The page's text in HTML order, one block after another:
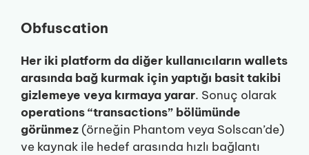
Obfuscation
Her iki platform da diğer kullanıcıların wallets
arasında bağ kurmak için yaptığı basit takibi
gizlemeye veya kırmaya yarar. Sonuç olarak
operations “transactions” bölümünde
görünmez (örneğin Phantom veya Solscan’de)
ve kaynak ile hedef arasında hızlı bağlantı